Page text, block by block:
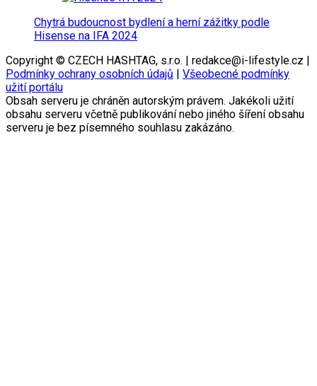
Chytrá budoucnost bydlení a herní zážitky podle
Hisense na IFA 2024
Copyright © CZECH HASHTAG, s.r.o. | redakce@i-lifestyle.cz |
Podmínky ochrany osobních údajů
Všeobecné podmínky
užití portálu
Obsah serveru je chráněn autorským právem. Jakékoli užití
obsahu serveru včetně publikování nebo jiného šíření obsahu
serveru je bez písemného souhlasu zakázáno.